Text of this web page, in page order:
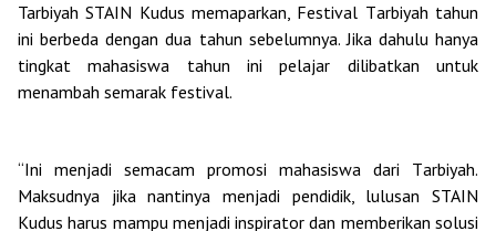
Tarbiyah STAIN Kudus memaparkan, Festival Tarbiyah tahun
ini berbeda dengan dua tahun sebelumnya.Jikadahulu hanya
tingkat mahasiswa tahun ini pelajar dilibatkan untuk
menambah semarak festival.
“Ini menjadi semacam promosi mahasiswa dari Tarbiyah.
Maksudnya jikanantinya menjadi pendidik, lulusan STAIN
Kudusharus mampu menjadi inspirator dan memberikansolusi